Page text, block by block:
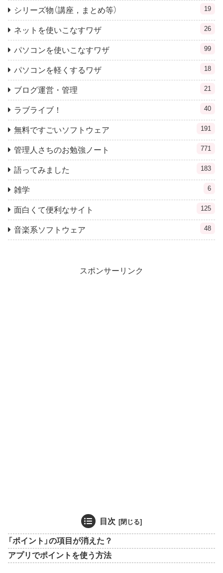
シリーズ物（講座，まとめ等） 19
ネットを使いこなすワザ 26
パソコンを使いこなすワザ 99
パソコンを軽くするワザ 18
ブログ運営・管理 21
ラブライブ！ 40
無料ですごいソフトウェア 191
管理人さちのお勉強ノート 771
語ってみました 183
雑学 6
面白くて便利なサイト 125
音楽系ソフトウェア 48
スポンサーリンク
目次
「ポイント」の項目が消えた？
アプリでポイントを使う方法